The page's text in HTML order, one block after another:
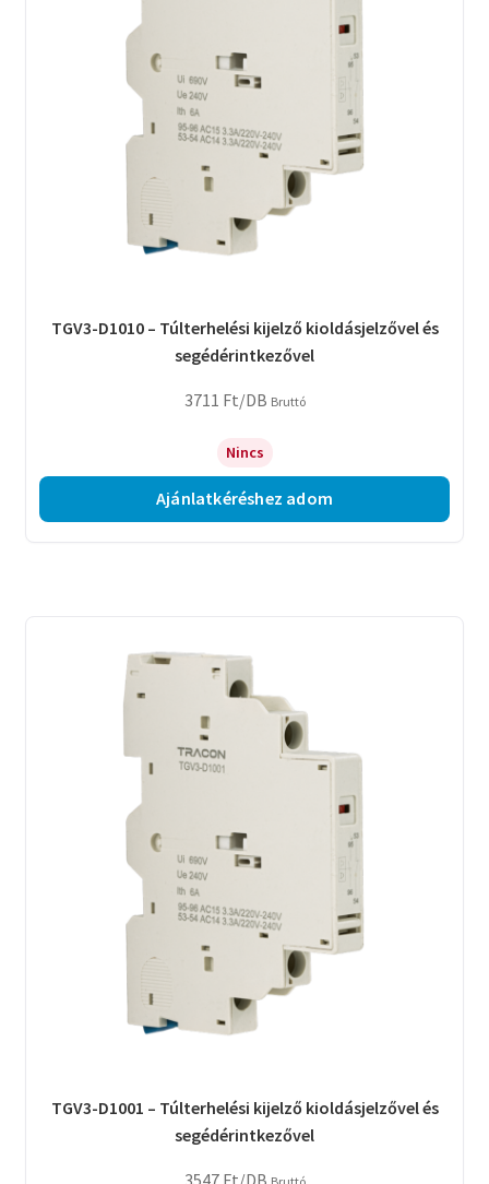
TGV3-D1010 – Túlterhelési kijelző kioldásjelzővel és
segédérintkezővel
3711 Ft/DB Bruttó
Nincs
Ajánlatkéréshez adom
TGV3-D1001 – Túlterhelési kijelző kioldásjelzővel és
segédérintkezővel
3547 Ft/DB